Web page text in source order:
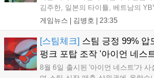
입니다....
김주한, 일본의 타이틀, 베트남의
는 소속팀 없이 개인 자격으로 참가
17일까지 이어지는 이번 행사는 신
거리를 제공하며, 이후 현대백화점
니다. 연말에는 라스베이거스 오픈이
게임뉴스 | 김병호 23:35
[스팀체크] 스팀 긍정 99% 압
펑크 포탑 조작 '아이언 네스
8월 6일 출시된 '아이언 네스트'가